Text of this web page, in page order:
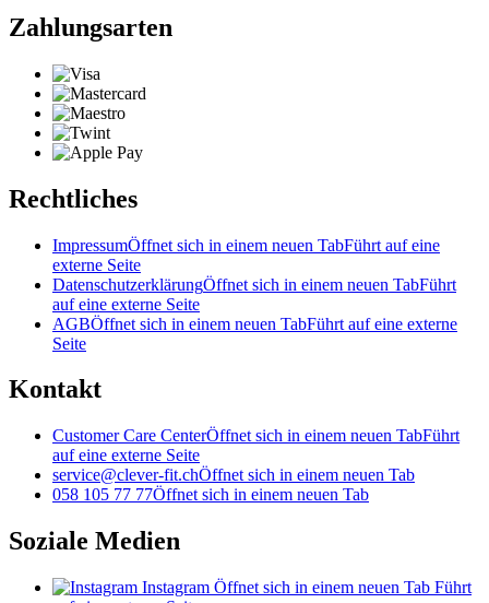
Zahlungsarten
Rechtliches
ImpressumÖffnet sich in einem neuen TabFührt auf eine
externe Seite
DatenschutzerklärungÖffnet sich in einem neuen TabFührt
auf eine externe Seite
AGBÖffnet sich in einem neuen TabFührt auf eine externe
Seite
Kontakt
Customer Care CenterÖffnet sich in einem neuen TabFührt
auf eine externe Seite
service@clever-fit.chÖffnet sich in einem neuen Tab
058 105 77 77Öffnet sich in einem neuen Tab
Soziale Medien
Instagram Öffnet sich in einem neuen Tab Führt